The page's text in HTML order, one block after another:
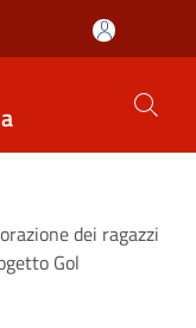
dei ragazzi
Gol